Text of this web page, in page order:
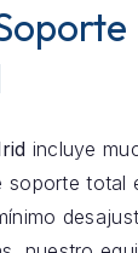
incluye
soporte total